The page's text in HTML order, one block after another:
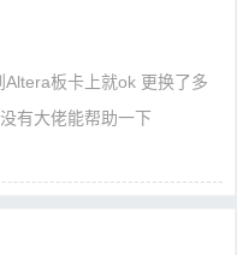
板卡上就ok 更换了多
有大佬能帮助一下